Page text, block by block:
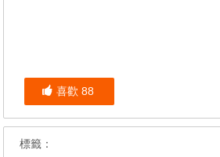
喜歡 88
標籤：